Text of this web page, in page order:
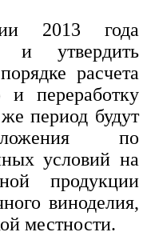
2013 года
и утвердить
расчета
и переработку
период будут
по
условий на
продукции
виноделия,
местности.